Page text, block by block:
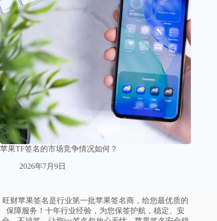
苹果TF签名的市场竞争情况如何？
2026年7月9日
旺财苹果签名是行业第一批苹果签名商，给您最优质的
保障服务！十年行业经验，为您保签护航，稳定、安